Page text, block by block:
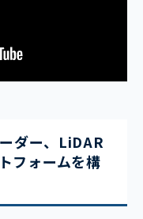
ダー、LiDAR
フォームを構